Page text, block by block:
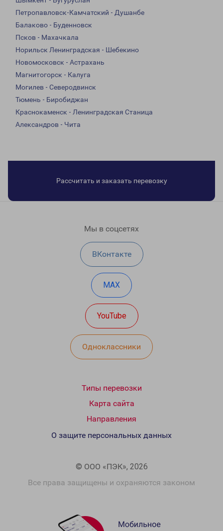
Петропавловск-Камчатский - Душанбе
Балаково - Буденновск
Псков - Махачкала
Норильск Ленинградская - Шебекино
Новомосковск - Астрахань
Магнитогорск - Калуга
Могилев - Северодвинск
Тюмень - Биробиджан
Краснокаменск - Ленинградская Станица
Александров - Чита
Рассчитать и заказать перевозку
Мы в соцсетях
ВКонтакте
MAX
YouTube
Одноклассники
Типы перевозки
Карта сайта
Направления
© ООО «ПЭК», 2026
Все права защищены и охраняются законом
О защите персональных данных